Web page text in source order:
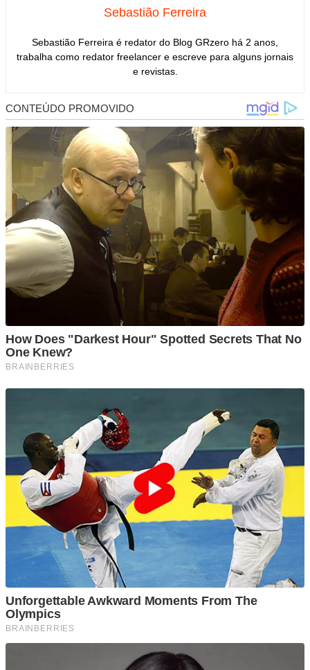
Sebastião Ferreira
Sebastião Ferreira é redator do Blog GRzero há 2 anos,
trabalha como redator freelancer e escreve para alguns jornais
e revistas.